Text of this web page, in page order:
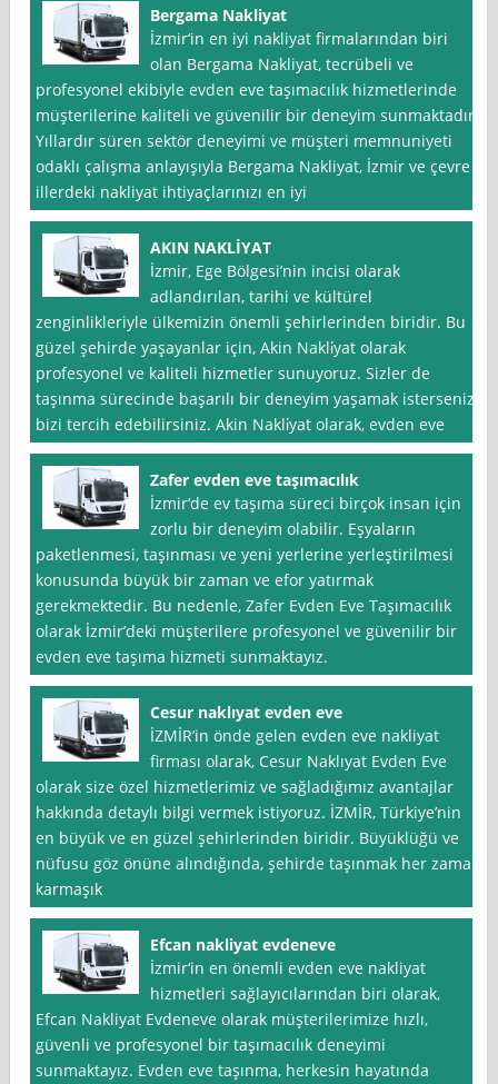
Bergama Nakliyat
İzmir‘in en iyi nakliyat firmalarından biri
olan Bergama Nakliyat, tecrübeli ve
profesyonel ekibiyle evden eve taşımacılık hizmetlerinde
müşterilerine kaliteli ve güvenilir bir deneyim sunmaktadır.
Yıllardır süren sektör deneyimi ve müşteri memnuniyeti
odaklı çalışma anlayışıyla Bergama Nakliyat, İzmir ve çevre
illerdeki nakliyat ihtiyaçlarınızı en iyi
AKIN NAKLİYAT
İzmir, Ege Bölgesi’nin incisi olarak
adlandırılan, tarihi ve kültürel
zenginlikleriyle ülkemizin önemli şehirlerinden biridir. Bu
güzel şehirde yaşayanlar için, Akin Nakli̇yat olarak
profesyonel ve kaliteli hizmetler sunuyoruz. Sizler de
taşınma sürecinde başarılı bir deneyim yaşamak isterseniz,
bizi tercih edebilirsiniz. Akin Nakli̇yat olarak, evden eve
Zafer evden eve taşımacılık
İzmir‘de ev taşıma süreci birçok insan için
zorlu bir deneyim olabilir. Eşyaların
paketlenmesi, taşınması ve yeni yerlerine yerleştirilmesi
konusunda büyük bir zaman ve efor yatırmak
gerekmektedir. Bu nedenle, Zafer Evden Eve Taşımacılık
olarak İzmir’deki müşterilere profesyonel ve güvenilir bir
evden eve taşıma hizmeti sunmaktayız.
Cesur naklıyat evden eve
İZMİR’in önde gelen evden eve nakliyat
firması olarak, Cesur Naklıyat Evden Eve
olarak size özel hizmetlerimiz ve sağladığımız avantajlar
hakkında detaylı bilgi vermek istiyoruz. İZMİR, Türkiye’nin
en büyük ve en güzel şehirlerinden biridir. Büyüklüğü ve
nüfusu göz önüne alındığında, şehirde taşınmak her zaman
karmaşık
Efcan nakliyat evdeneve
İzmir‘in en önemli evden eve nakliyat
hizmetleri sağlayıcılarından biri olarak,
Efcan Nakliyat Evdeneve olarak müşterilerimize hızlı,
güvenli ve profesyonel bir taşımacılık deneyimi
sunmaktayız. Evden eve taşınma, herkesin hayatında